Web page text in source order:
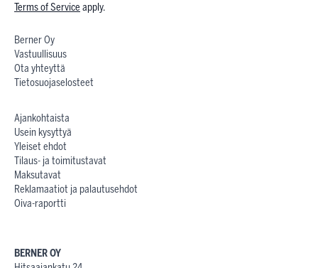
Terms of Service apply.
Berner Oy
Vastuullisuus
Ota yhteyttä
Tietosuojaselosteet
Ajankohtaista
Usein kysyttyä
Yleiset ehdot
Tilaus- ja toimitustavat
Maksutavat
Reklamaatiot ja palautusehdot
Oiva-raportti
BERNER OY